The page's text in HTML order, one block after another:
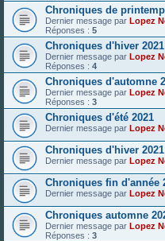
Chroniques de
Dernier message par Lopez
Réponses : 5
Chroniques d'hiver 2021
Dernier message par Lopez
Réponses : 4
Chroniques d'automne
Dernier message par Lopez
Réponses : 3
Chroniques d'été 2021
Dernier message par Lopez
Chroniques d'hiver 2021
Dernier message par Lopez
Chroniques fin d'année
Dernier message par Lopez
Chroniques automne
Dernier message par Lopez
Réponses : 3